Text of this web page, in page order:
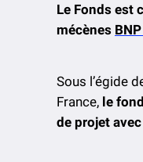
Le Fonds est
mécènes
Sous l’égide
France, le
de projet